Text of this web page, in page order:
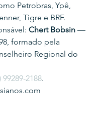
Petrobras, Ypê,
Tigre e BRF.
Chert Bobsin —
formado pela
Regional do
99289-2188.